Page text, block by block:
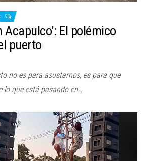
Acapulco’: El polémico
puerto
no es para asustarnos, es para que
lo que está pasando en…